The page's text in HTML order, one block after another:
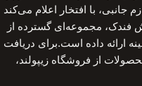
جانبی، با افتخار اعلام می‌کند
فروش فندک، مجموعه‌ای گسترده از
ارائه داده است.برای دریافت
از فروشگاه زیپولند،